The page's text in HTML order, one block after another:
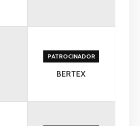
PATROCINADOR
BERTEX